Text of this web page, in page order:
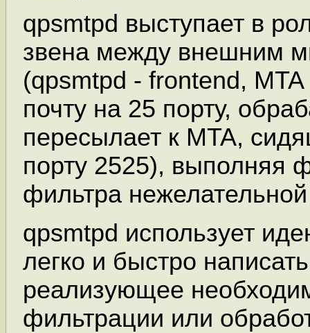
qpsmtpd выступает в
звена между внешним
(qpsmtpd - frontend,
почту на 25 порту,
пересылает к MTA,
порту 2525), выполняя
фильтра
qpsmtpd использует
легко и быстро
реализующее
фильтрации или